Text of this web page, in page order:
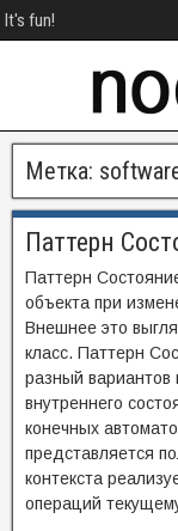
It's fun!
Метка:
Паттерн
Паттерн
объекта при
Внешнее это
класс. Паттерн
разный вариантов
внутреннего
конечных
представляется
контекста
операций